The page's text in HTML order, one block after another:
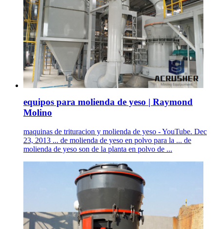
equipos para molienda de yeso | Raymond
Molino
maquinas de trituracion y molienda de yeso - YouTube. Dec
23, 2013 ... de molienda de yeso en polvo para la ... de
molienda de yeso son de la planta en polvo de ...